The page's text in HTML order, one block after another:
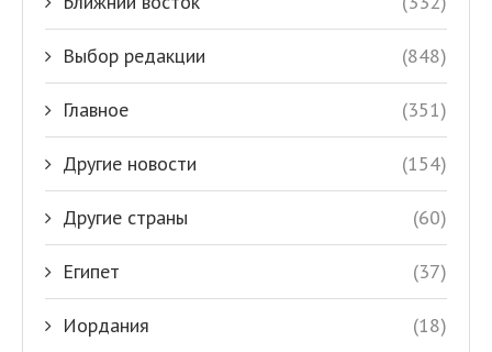
Выбор редакции (848)
Главное (351)
Другие новости (154)
Другие страны (60)
Египет (37)
Иордания (18)